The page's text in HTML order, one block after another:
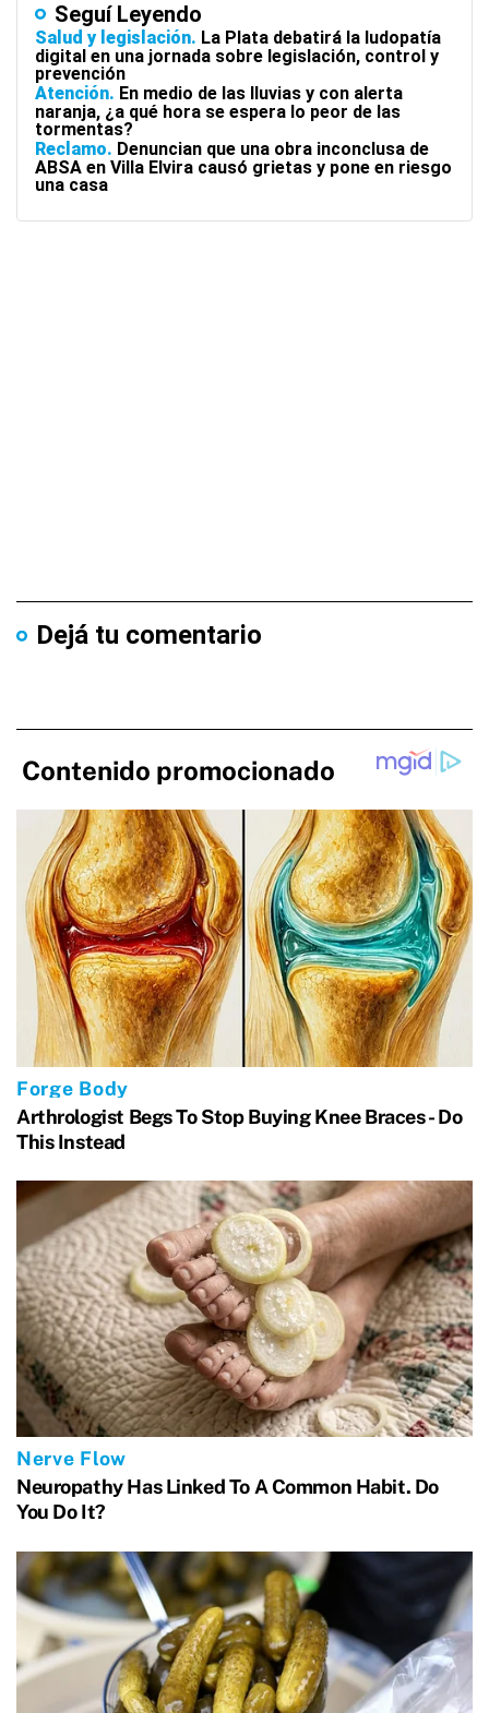
Seguí Leyendo
Salud y legislación
La Plata debatirá la ludopatía
digital en una jornada sobre legislación, control y
prevención
Atención
En medio de las lluvias y con alerta
naranja, ¿a qué hora se espera lo peor de las
tormentas?
Reclamo
Denuncian que una obra inconclusa de
ABSA en Villa Elvira causó grietas y pone en riesgo
una casa
Dejá tu comentario